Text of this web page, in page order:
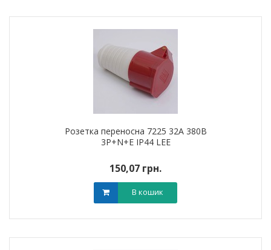
Розетка переносна 7225 32А 380В
3Р+N+Е IP44 LEE
150,07 грн.
В кошик